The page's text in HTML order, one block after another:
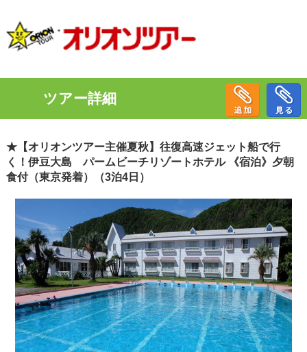
ツアー詳細
★【オリオンツアー主催夏秋】往復高速ジェット船で行
く！伊豆大島 パームビーチリゾートホテル 《宿泊》夕朝
食付（東京発着）（3泊4日）